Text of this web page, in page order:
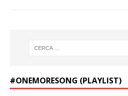
#ONEMORESONG (PLAYLIST)